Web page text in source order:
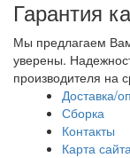
Гарантия
Мы предлагаем Вам
уверены.
производителя на
Доставка/
Сборка
Контакты
Карта